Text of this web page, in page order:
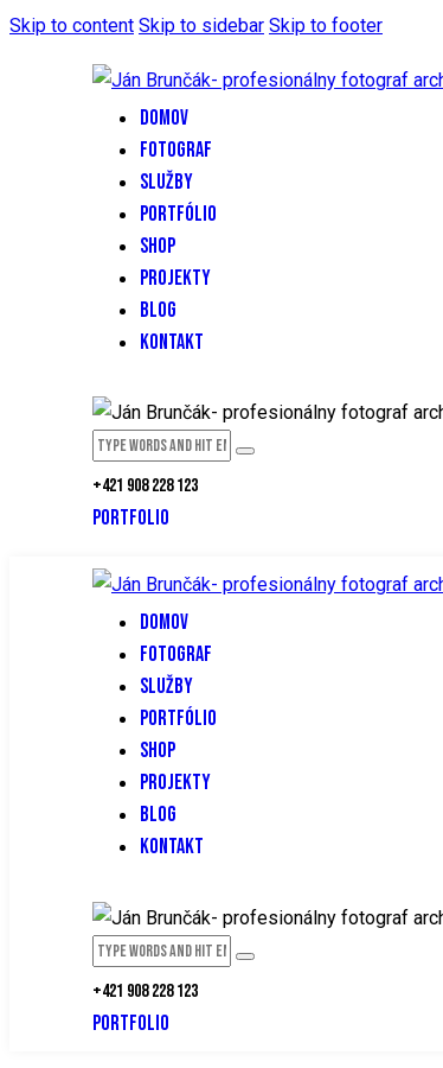
Skip to content Skip to sidebar Skip to footer
DOMOV
FOTOGRAF
SLUŽBY
PORTFÓLIO
SHOP
PROJEKTY
BLOG
KONTAKT
+421 908 228 123
PORTFOLIO
DOMOV
FOTOGRAF
SLUŽBY
PORTFÓLIO
SHOP
PROJEKTY
BLOG
KONTAKT
+421 908 228 123
PORTFOLIO